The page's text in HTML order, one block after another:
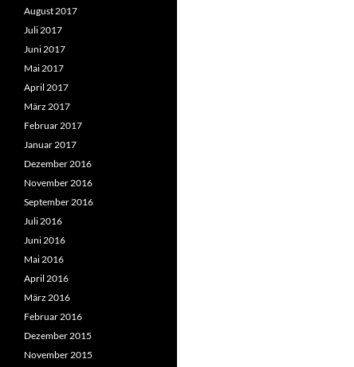
August 2017
Juli 2017
Juni 2017
Mai 2017
April 2017
März 2017
Februar 2017
Januar 2017
Dezember 2016
November 2016
September 2016
Juli 2016
Juni 2016
Mai 2016
April 2016
März 2016
Februar 2016
Dezember 2015
November 2015